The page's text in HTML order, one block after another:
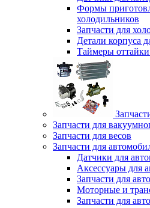
Формы
холодильников
Запчасти для
Детали корпуса
Таймеры
Запчасти для
Запчасти для весов
Запчасти для
Датчики для
Аксессуары для
Запчасти для
Моторные и
Запчасти для